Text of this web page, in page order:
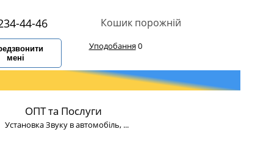
44-46
мені
Кошик порожній
Уподобання0
ОПТ та Послуги
Установка Звуку в автомобіль, ...